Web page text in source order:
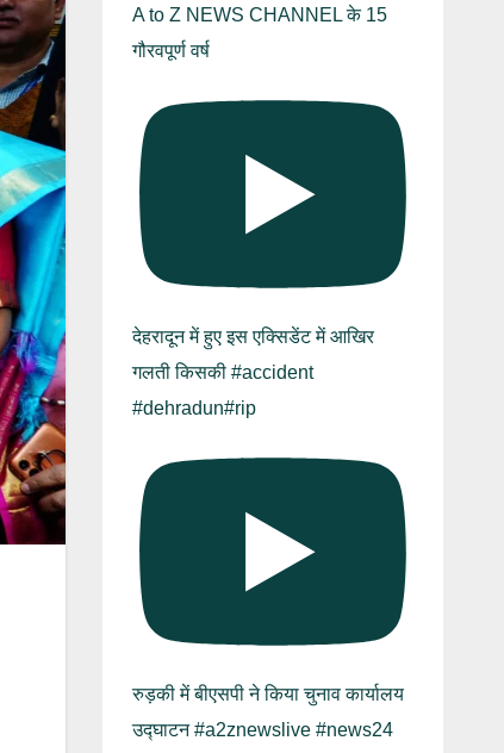
A to Z NEWS CHANNEL के 15
गौरवपूर्ण वर्ष
देहरादून में हुए इस एक्सिडेंट में आखिर
गलती किसकी #accident
#dehradun#rip
रुड़की में बीएसपी ने किया चुनाव कार्यालय
उद्घाटन #a2znewslive #news24